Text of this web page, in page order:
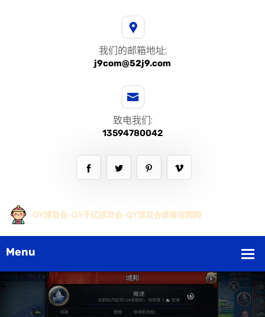
我们的邮箱地址:
j9com@52j9.com
致电我们:
13594780042